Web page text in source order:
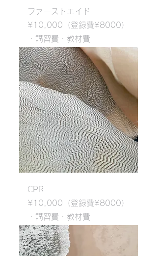
​ファーストエイド
¥10,000（登録費¥8000）
・講習費 ・教材費
CPR
¥10,000（登録費¥8000）
・講習費 ・教材費